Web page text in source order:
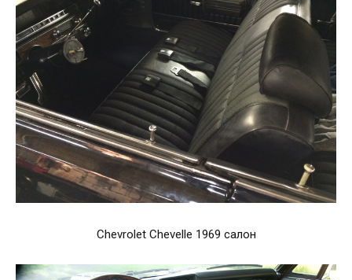
Chevrolet Chevelle 1969 салон